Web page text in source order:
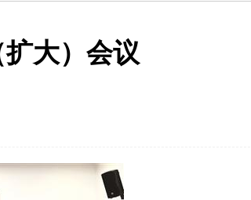
大）会议